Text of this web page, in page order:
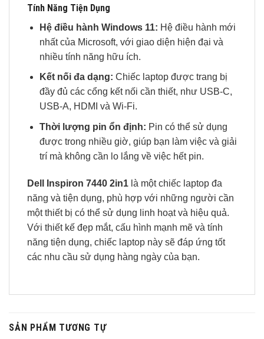
Tính Năng Tiện Dụng
Hệ điều hành Windows 11: Hệ điều hành mới
nhất của Microsoft, với giao diện hiện đại và
nhiều tính năng hữu ích.
Kết nối đa dạng: Chiếc laptop được trang bị
đầy đủ các cổng kết nối cần thiết, như USB-C,
USB-A, HDMI và Wi-Fi.
Thời lượng pin ổn định: Pin có thể sử dụng
được trong nhiều giờ, giúp bạn làm việc và giải
trí mà không cần lo lắng về việc hết pin.
Dell Inspiron 7440 2in1 là một chiếc laptop đa
năng và tiện dụng, phù hợp với những người cần
một thiết bị có thể sử dụng linh hoạt và hiệu quả.
Với thiết kế đẹp mắt, cấu hình mạnh mẽ và tính
năng tiện dụng, chiếc laptop này sẽ đáp ứng tốt
các nhu cầu sử dụng hàng ngày của bạn.
SẢN PHẨM TƯƠNG TỰ